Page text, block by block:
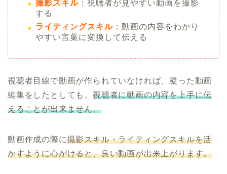
撮影スキル ：視聴者が見やすい動画を撮影
する
ライティングスキル ：動画の内容をわかり
やすい言葉に変換して伝える
視聴者目線で動画が作られていなければ、凝った動画
編集をしたとしても、 視聴者に動画の内容を上手に伝
えることが出来ません、
動画作成の際に撮影スキル・ライティングスキルを活
かすように心がけると、良い動画が出来上がります。